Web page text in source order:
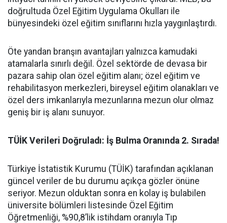
doğrultuda Özel Eğitim Uygulama Okulları ile
bünyesindeki özel eğitim sınıflarını hızla yaygınlaştırdı.
​Öte yandan branşın avantajları yalnızca kamudaki
atamalarla sınırlı değil. Özel sektörde de devasa bir
pazara sahip olan özel eğitim alanı; özel eğitim ve
rehabilitasyon merkezleri, bireysel eğitim olanakları ve
özel ders imkanlarıyla mezunlarına mezun olur olmaz
geniş bir iş alanı sunuyor.
​TÜİK Verileri Doğruladı: İş Bulma Oranında 2. Sırada!
​Türkiye İstatistik Kurumu (TÜİK) tarafından açıklanan
güncel veriler de bu durumu açıkça gözler önüne
seriyor. Mezun olduktan sonra en kolay iş bulabilen
üniversite bölümleri listesinde Özel Eğitim
Öğretmenliği, %90,8’lik istihdam oranıyla Tıp